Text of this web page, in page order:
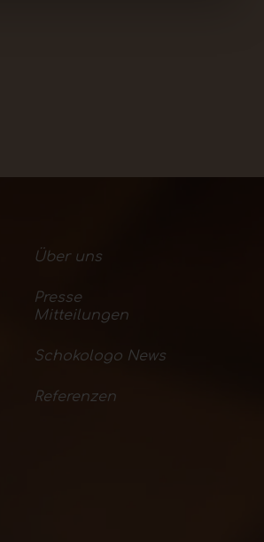
Über uns
Presse
Mitteilungen
Schokologo News
Referenzen